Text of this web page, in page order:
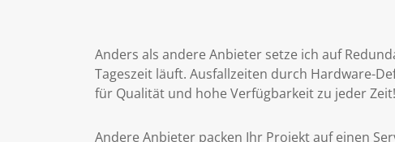
Anders als andere Anbieter setze ich auf
Tageszeit läuft. Ausfallzeiten durch Hardware-
für Qualität und hohe Verfügbarkeit zu jeder Zeit!
Andere Anbieter packen Ihr Projekt auf einen